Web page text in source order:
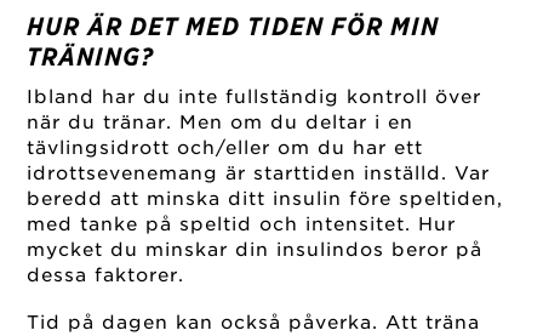
HUR ÄR DET MED TIDEN FÖR MIN
TRÄNING?
Ibland har du inte fullständig kontroll över
när du tränar. Men om du deltar i en
tävlingsidrott och/eller om du har ett
idrottsevenemang är starttiden inställd. Var
beredd att minska ditt insulin före speltiden,
med tanke på speltid och intensitet. Hur
mycket du minskar din insulindos beror på
dessa faktorer.
Tid på dagen kan också påverka. Att träna